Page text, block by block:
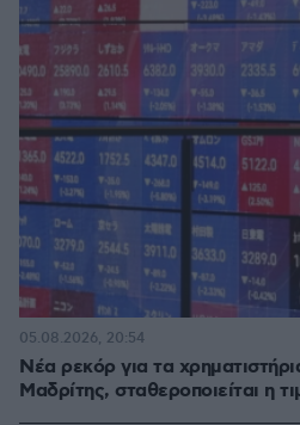
Νέα ρεκόρ για τα
Μαδρίτης, σταθεροποιείται η
05.08.2026, 20:54